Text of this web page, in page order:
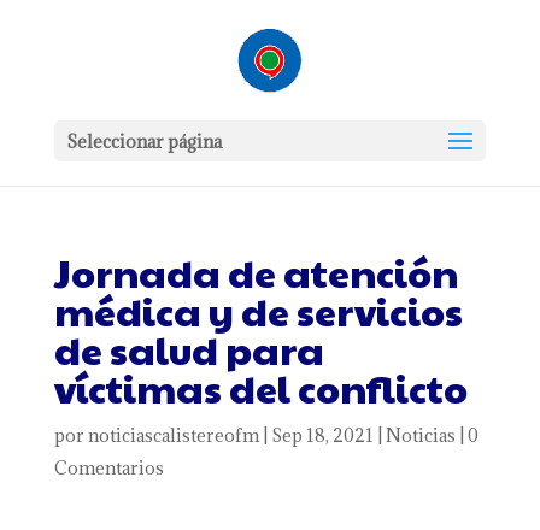
Seleccionar página
Jornada de atención
médica y de servicios
de salud para
víctimas del conflicto
por noticiascalistereofm| Sep 18, 2021 Noticias 0
Comentarios